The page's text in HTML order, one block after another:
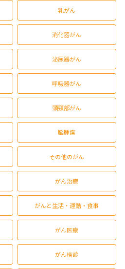
乳がん
消化器がん
泌尿器がん
呼吸器がん
頭頸部がん
脳腫瘍
その他のがん
がん治療
がんと生活・運動・食事
がん医療
がん検診